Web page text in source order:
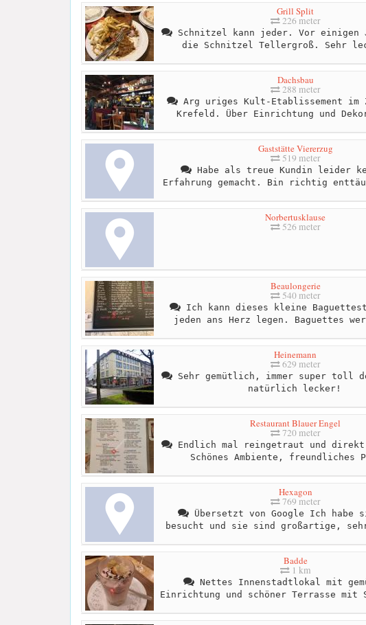
Grill Split
226 meter
Schnitzel kann jeder. Vor einigen
die Schnitzel Tellergroß. Sehr
Dachsbau
288 meter
Arg uriges Kult-Etablissement im
Krefeld. Über Einrichtung und
Gaststätte Viererzug
519 meter
Habe als treue Kundin leider
Erfahrung gemacht. Bin richtig
Norbertusklause
526 meter
Beaulongerie
540 meter
Ich kann dieses kleine
jeden ans Herz legen. Baguettes
Heinemann
629 meter
Sehr gemütlich, immer super toll
natürlich lecker!
Restaurant Blauer Engel
720 meter
Endlich mal reingetraut und
Schönes Ambiente, freundliches
Hexagon
769 meter
Übersetzt von Google Ich habe
besucht und sie sind großartige,
Badde
1 km
Nettes Innenstadtlokal mit
Einrichtung und schöner Terrasse mit